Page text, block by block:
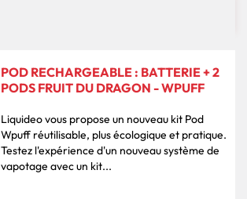
POD RECHARGEABLE : BATTERIE + 2
PODS FRUIT DU DRAGON - WPUFF
Liquideo vous propose un nouveau kit Pod
Wpuff réutilisable, plus écologique et pratique.
Testez l'expérience d'un nouveau système de
vapotage avec un kit...